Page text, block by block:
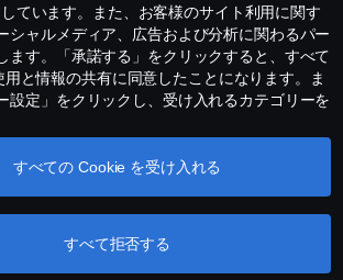
ています。また、お客様のサイト利用に関す
シャルメディア、広告および分析に関わるパー
ます。「承諾する」をクリックすると、すべて
と情報の共有に同意したことになります。ま
設定」をクリックし、受け入れるカテゴリーを
細については、このテキストの下にあるリンク
、当社の Cookie のセクションをご覧くださ
すべて拒否する
すべての Cookie を受け入れる